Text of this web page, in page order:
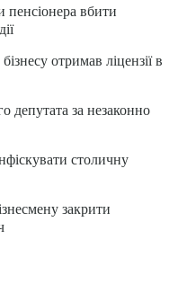
пенсіонера вбити
отримав ліцензії в
депутата за незаконно
столичну
закрити